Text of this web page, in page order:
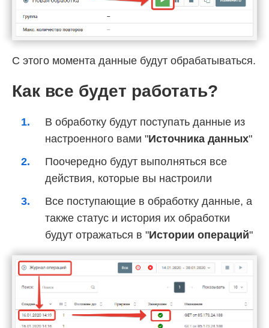
С этого момента данные будут обрабатываться.
Как все будет работать?
В обработку будут поступать данные из
настроенного вами "Источника данных"
Поочередно будут выполняться все
действия, которые вы настроили
Все поступающие в обработку данные, а
также статус и история их обработки
будут отражаться в "Истории операций"